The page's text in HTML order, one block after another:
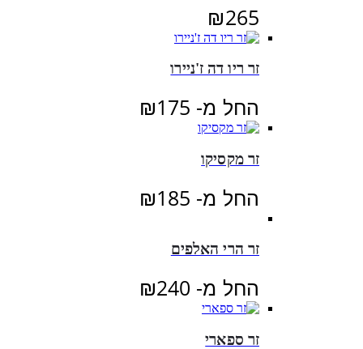
₪265
זר ריו דה ז'ניירו
החל מ- ₪175
זר מקסיקו
החל מ- ₪185
זר הרי האלפים
החל מ- ₪240
זר ספארי